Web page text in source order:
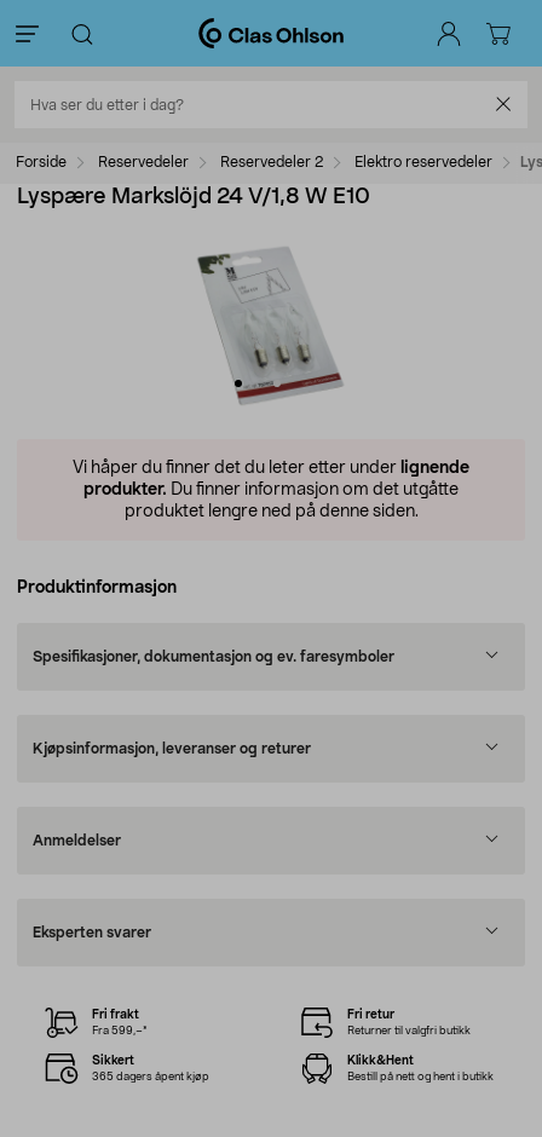
Forside Reservedeler Reservedeler 2 Elektro reservedeler
Lyspære Markslöjd 24 V/1,8 W E10
Vi håper du finner det du leter etter under lignende
produkter. Du finner informasjon om det utgåtte
produktet lengre ned på denne siden.
Produktinformasjon
Spesifikasjoner, dokumentasjon og ev. faresymboler
Kjøpsinformasjon, leveranser og returer
Anmeldelser
Eksperten svarer
Fri frakt
Fra 599,–*
Fri retur
Returner til valgfri butikk
Sikkert
365 dagers åpent kjøp
Klikk&Hent
Bestill på nett og hent i butikk